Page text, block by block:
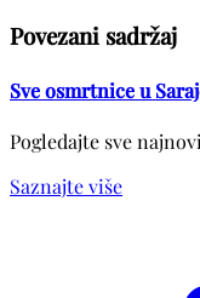
Povezani sadržaj
Sve osmrtnice u
Pogledajte sve
Saznajte više